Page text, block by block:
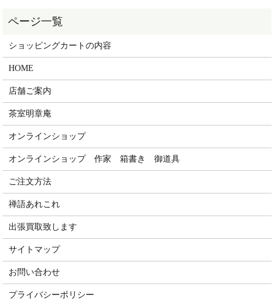
ショッピングカートの内容
HOME
店舗ご案内
茶室明章庵
オンラインショップ
オンラインショップ 作家 箱書き 御道具
ご注文方法
禅語あれこれ
出張買取致します
サイトマップ
お問い合わせ
プライバシーポリシー